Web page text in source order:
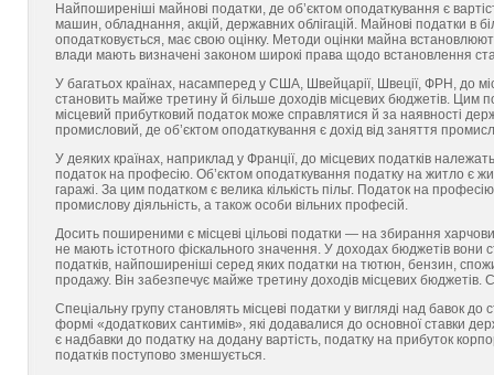
Найпоширеніші майнові податки, де об’єктом оподаткування є
машин, обладнання, акцій, державних облігацій. Майнові податки в
оподатковується, має свою оцінку. Методи оцінки майна
влади мають визначені законом широкі права щодо встановлення
У багатьох країнах, насамперед у США, Швейцарії, Швеції, ФРН, до
становить майже третину й більше доходів місцевих бюджетів. Цим
місцевий прибутковий податок може справлятися й за наявності
промисловий, де об’єктом оподаткування є дохід від заняття
У деяких країнах, наприклад у Франції, до місцевих податків
податок на професію. Об’єктом оподаткування податку на житло є
гаражі. За цим податком є велика кількість пільг. Податок на
промислову діяльність, а також особи вільних професій.
Досить поширеними є місцеві цільові податки — на збирання
не мають істотного фіскального значення. У доходах бюджетів
податків, найпоширеніші серед яких податки на тютюн, бензин,
продажу. Він забезпечує майже третину доходів місцевих бюджетів.
Спеціальну групу становлять місцеві податки у вигляді над бавок
формі «додаткових сантимів», які додавалися до основної ставки
є надбавки до податку на додану вартість, податку на прибуток
податків поступово зменшується.